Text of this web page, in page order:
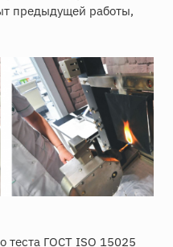
предыдущей работы,
теста ГОСТ ISO 15025